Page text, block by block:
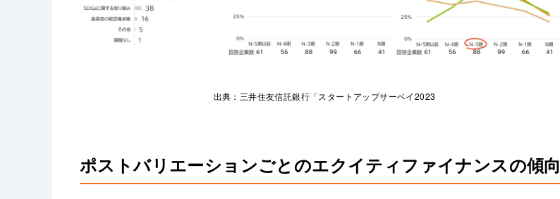
出典：三井住友信託銀行「スタートアップサーベイ2023
ポストバリエーションごとのエクイティファイナンスの傾向